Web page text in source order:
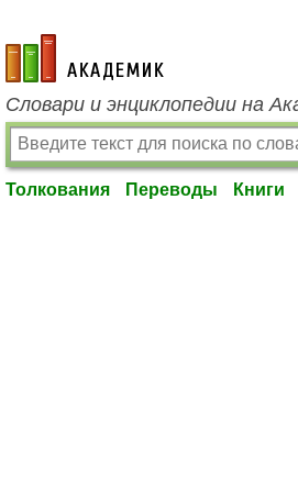
academic.ru
Словари и энциклопедии на
Толкования Переводы Книги